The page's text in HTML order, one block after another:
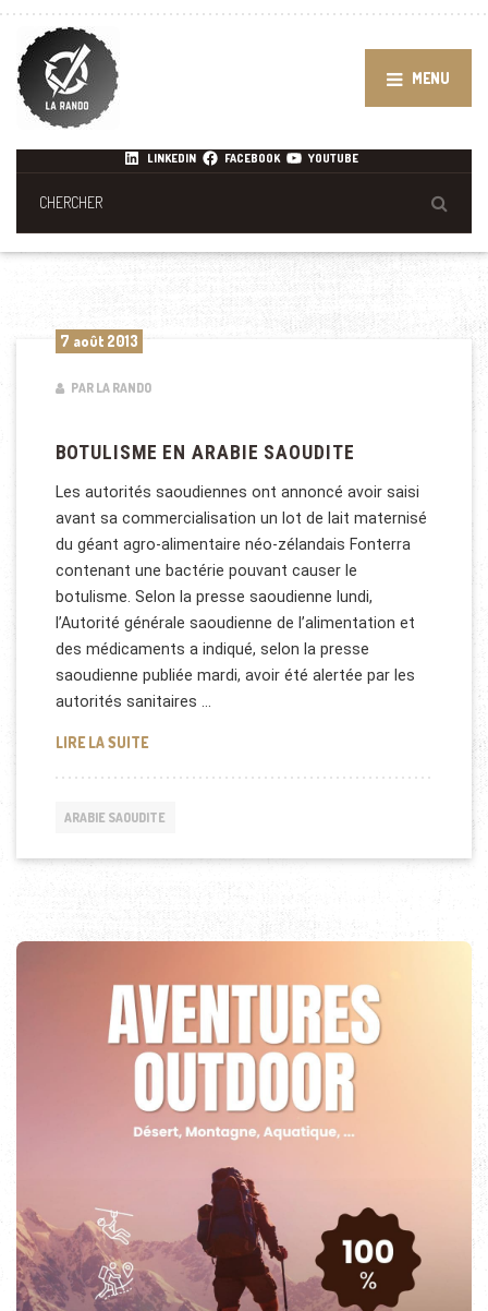
MENU
LINKEDIN FACEBOOK YOUTUBE
7 août 2013
PAR LA RANDO
BOTULISME EN ARABIE SAOUDITE
Les autorités saoudiennes ont annoncé avoir saisi
avant sa commercialisation un lot de lait maternisé
du géant agro-alimentaire néo-zélandais Fonterra
contenant une bactérie pouvant causer le
botulisme. Selon la presse saoudienne lundi,
l’Autorité générale saoudienne de l’alimentation et
des médicaments a indiqué, selon la presse
saoudienne publiée mardi, avoir été alertée par les
autorités sanitaires …
LIRE LA SUITEBOTULISME EN ARABIE SAOUDITE
ARABIE SAOUDITE